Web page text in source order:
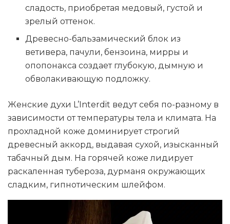
сладость, приобретая медовый, густой и
зрелый оттенок.
Древесно-бальзамический блок из
ветивера, пачули, бензоина, мирры и
опопонакса создает глубокую, дымную и
обволакивающую подложку.
Женские духи L’Interdit ведут себя по-разному в
зависимости от температуры тела и климата. На
прохладной коже доминирует строгий
древесный аккорд, выдавая сухой, изысканный
табачный дым. На горячей коже лидирует
раскаленная тубероза, дурманя окружающих
сладким, гипнотическим шлейфом.